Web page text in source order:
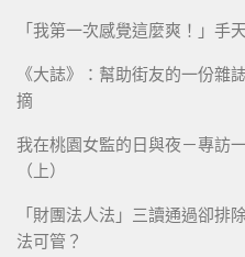
「我第一次感覺這麼爽！」手
《大誌》：幫助街友的一份雜
摘
我在桃園女監的日與夜－專訪
（上）
「財團法人法」三讀通過卻排
法可管？